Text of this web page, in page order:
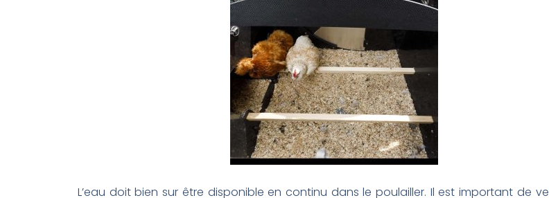
L’eau doit bien sur être disponible en continu dans le poulailler. Il est important de